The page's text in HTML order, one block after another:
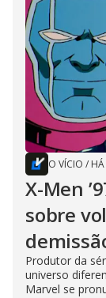
O VÍCIO /
X-Men
sobre
Produtor da
universo
Marvel se